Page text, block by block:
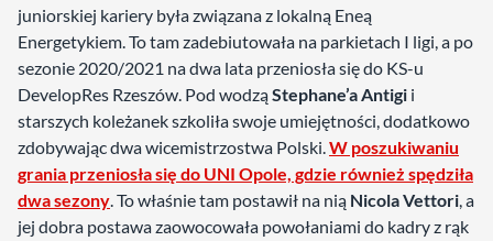
juniorskiej kariery była związana z lokalną Eneą
Energetykiem. To tam zadebiutowała na parkietach I ligi, a po
sezonie 2020/2021 na dwa lata przeniosła się do KS-u
DevelopRes Rzeszów. Pod wodząStephane’a Antigi i
starszych koleżanek szkoliła swoje umiejętności, dodatkowo
zdobywając dwa wicemistrzostwa Polski.W poszukiwaniu
grania przeniosła się do UNI Opole, gdzie również spędziła
dwa sezony. To właśnie tam postawił na nią Nicola Vettori, a
jej dobra postawa zaowocowała powołaniami do kadry z rąk